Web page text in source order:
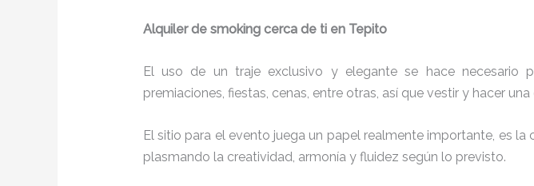
Alquiler de smoking cerca de ti en Tepito
El uso de un traje exclusivo y elegante se hace necesario
premiaciones, fiestas, cenas, entre otras, así que vestir y hacer
El sitio para el evento juega un papel realmente importante, es
plasmando la creatividad, armonía y fluidez según lo previsto.